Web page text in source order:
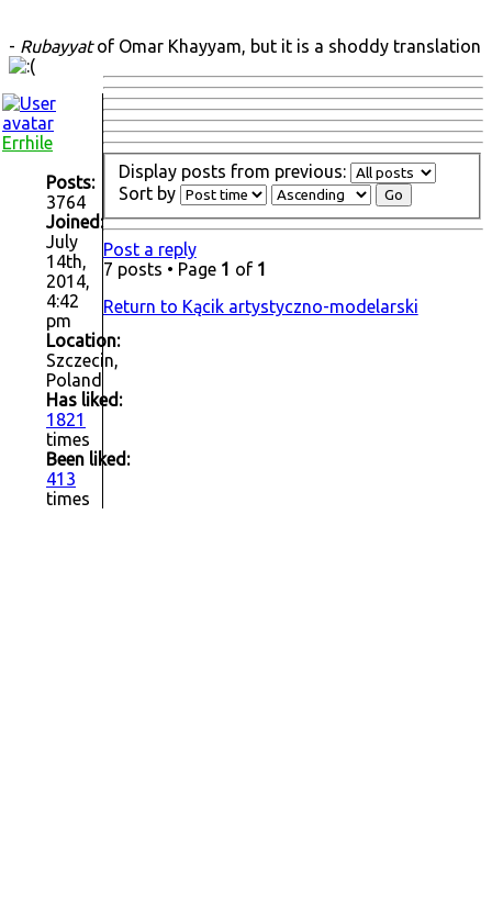
- Rubayyatof Omar Khayyam, but it is a shoddy translation
Errhile
Posts:
3764
Joined:
July
14th,
2014,
4:42
pm
Location:
Szczecin,
Poland
Has liked:
1821
times
Been liked:
413
times
Display posts from previous:
Sort by
Post a reply
7 posts • Page 1 of 1
Return to Kącik artystyczno-modelarski